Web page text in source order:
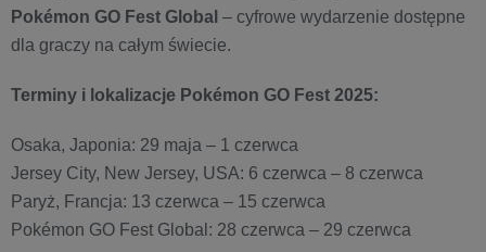
Pokémon GO Fest Global – cyfrowe wydarzenie dostępne
dla graczy na całym świecie.
Terminy i lokalizacje Pokémon GO Fest 2025:
Osaka, Japonia: 29 maja – 1 czerwca
Jersey City, New Jersey, USA: 6 czerwca – 8 czerwca
Paryż, Francja: 13 czerwca – 15 czerwca
Pokémon GO Fest Global: 28 czerwca – 29 czerwca